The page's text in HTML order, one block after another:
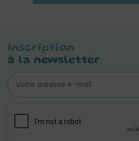
Inscription
à la newsletter